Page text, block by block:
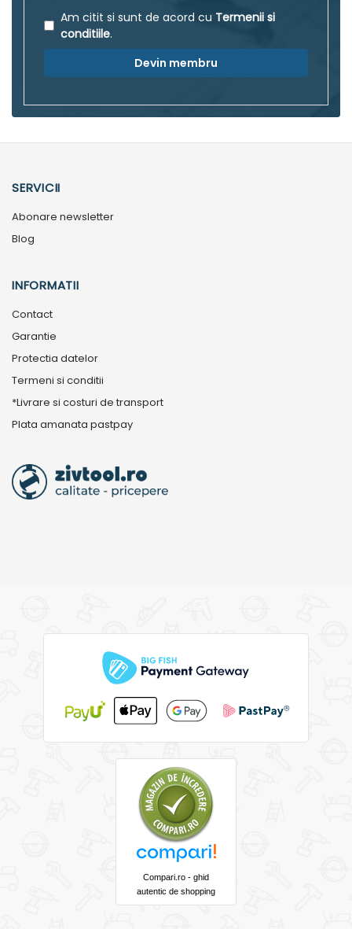
Am citit si sunt de acord cu Termenii si
conditiile.
Devin membru
SERVICII
Abonare newsletter
Blog
INFORMATII
Contact
Garantie
Protectia datelor
Termeni si conditii
*Livrare si costuri de transport
Plata amanata pastpay
Compari.ro - ghid
autentic de shopping